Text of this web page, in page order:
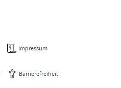
Impressum
Barrierefreiheit